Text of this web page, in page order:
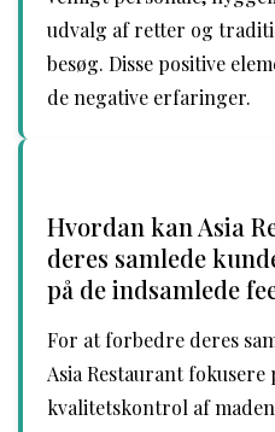
udvalg af retter og
besøg. Disse positive
de negative erfaringer.
Hvordan kan Asia
deres samlede
på de indsamlede
For at forbedre deres
Asia Restaurant fokusere
kvalitetskontrol af